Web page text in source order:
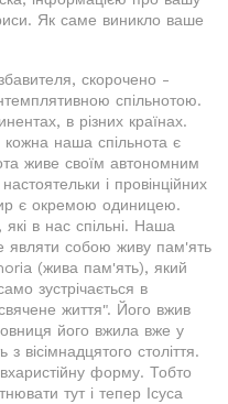
риси. Як саме виникло ваше
скорочено -
спільнотою.
в різних країнах.
наша спільнота є
живе своїм автономним
і провінційних
є окремою одиницею.
які в нас спільні. Наша
являти собою живу пам'ять
(жива пам'ять), який
зустрічається в
життя". Його вжив
його вжила вже у
вісімнадцятого століття.
форму. Тобто
тут і тепер Ісуса